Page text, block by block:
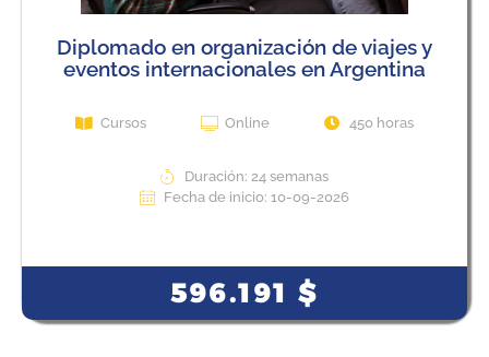
Diplomado en organización de viajes y
eventos internacionales en Argentina
Cursos Online 450 horas
Duración: 24 semanas
Fecha de inicio: 10-09-2026
596.191$